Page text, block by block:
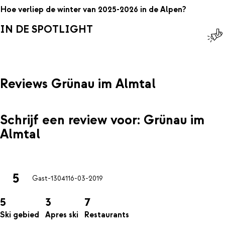
Hoe verliep de winter van 2025-2026 in de Alpen?
IN DE SPOTLIGHT
Reviews Grünau im Almtal
Schrijf een review voor: Grünau im
Almtal
5 Gast-1304116-03-2019
5
Ski gebied
3
Apres ski
7
Restaurants